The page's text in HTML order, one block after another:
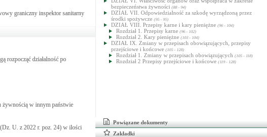
graniczny inspektor sanitarny
rozpocząć działalność po
żywnością w innym państwie
U. z 2022 r. poz. 24) w ilości
bezpieczeństwa żywności (88 - 94)
DZIAŁ VII. Odpowiedzialność za szkodę wyrządzoną przez
środki spożywcze (95 - 95)
DZIAŁ VIII. Przepisy karne i kary pieniężne (96 - 104)
Rozdział 1. Przepisy karne (96 - 102)
Rozdział 2. Kary pieniężne (103 - 104)
DZIAŁ IX. Zmiany w przepisach obowiązujących, przepisy
przejściowe i końcowe (105 - 128)
Rozdział 1. Zmiany w przepisach obowiązujących (105 - 118)
Rozdział 2 Przepisy przejściowe i końcowe (119 - 128)
Powiązane dokumenty
Zakładki